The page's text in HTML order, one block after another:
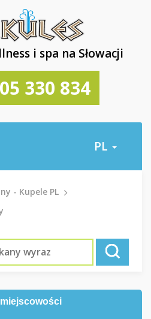
i spa na Słowacji
330 834
PL
- Kupele PL
miejscowości